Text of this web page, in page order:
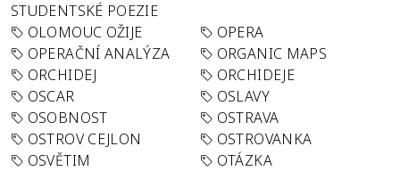
STUDENTSKÉ POEZIE
OLOMOUC OŽIJE
OPERA
OPERAČNÍ ANALÝZA
ORGANIC MAPS
ORCHIDEJ
ORCHIDEJE
OSCAR
OSLAVY
OSOBNOST
OSTRAVA
OSTROV CEJLON
OSTROVANKA
OSVĚTIM
OTÁZKA